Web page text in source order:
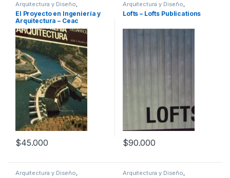
Arquitectura y Diseño,
Arquitectura y Urbanismo
Ingeniería,Ingeniería Civil,
Profesionales y tecnicos
El Proyecto en Ingeniería y
Arquitectura – Ceac
$45.000
Arquitectura y Diseño,
Arquitectura y Urbanismo
Afines, Decoración,Decoración
Lofts – Lofts Publications
$90.000
Arquitectura y Diseño, Arquitectura y Diseño,